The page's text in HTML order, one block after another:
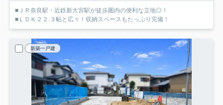
■ＪＲ奈良駅・近鉄新大宮駅が徒歩圏内の便利な立地◎！
■ＬＤＫ２２.３帖と広々！収納スペースもたっぷり完備！
新築一戸建